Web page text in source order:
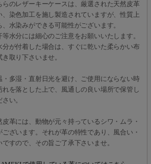
のレザーキーケースは、厳選された天然皮革
、染色加工を施し製造されていますが、性質上
、水染みができる可能性がございます。
等水分には細心のご注意をお願いいたします。
分が付着した場合は、すぐに乾いた柔らかい布
き取り下さいませ。
多湿・直射日光を避け、ご使用にならない時
れを落とした上で、風通しの良い場所で保管し
い。
革には、動物が元々持っているシワ・ムラ・
ございます。それが革の特性であり、風合い・
ですので、その旨ご了承下さいませ。